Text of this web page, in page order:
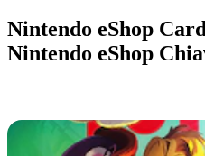
Nintendo eShop
Nintendo eShop